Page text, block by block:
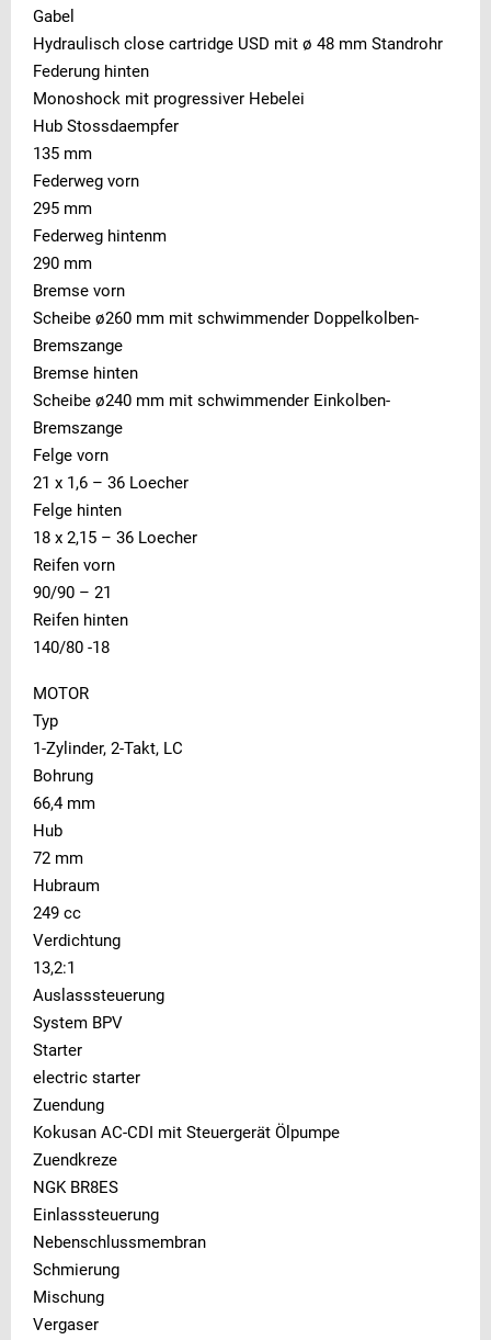
Gabel
Hydraulisch close cartridge USD mit ø 48 mm Standrohr
Federung hinten
Monoshock mit progressiver Hebelei
Hub Stossdaempfer
135 mm
Federweg vorn
295 mm
Federweg hintenm
290 mm
Bremse vorn
Scheibe ø260 mm mit schwimmender Doppelkolben-
Bremszange
Bremse hinten
Scheibe ø240 mm mit schwimmender Einkolben-
Bremszange
Felge vorn
21 x 1,6 – 36 Loecher
Felge hinten
18 x 2,15 – 36 Loecher
Reifen vorn
90/90 – 21
Reifen hinten
140/80 -18
MOTOR
Typ
1-Zylinder, 2-Takt, LC
Bohrung
66,4 mm
Hub
72 mm
Hubraum
249 cc
Verdichtung
13,2:1
Auslasssteuerung
System BPV
Starter
electric starter
Zuendung
Kokusan AC-CDI mit Steuergerät Ölpumpe
Zuendkreze
NGK BR8ES
Einlasssteuerung
Nebenschlussmembran
Schmierung
Mischung
Vergaser